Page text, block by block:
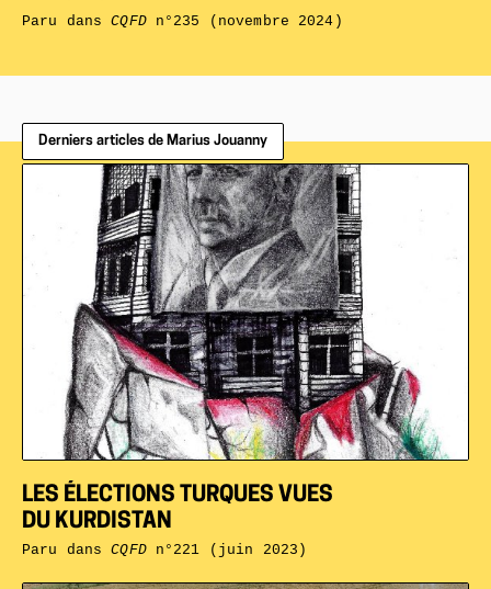
Paru dansCQFDn°235 (novembre 2024)
Derniers articles de Marius Jouanny
LES ÉLECTIONS TURQUES VUES
DU KURDISTAN
Paru dansCQFDn°221 (juin 2023)